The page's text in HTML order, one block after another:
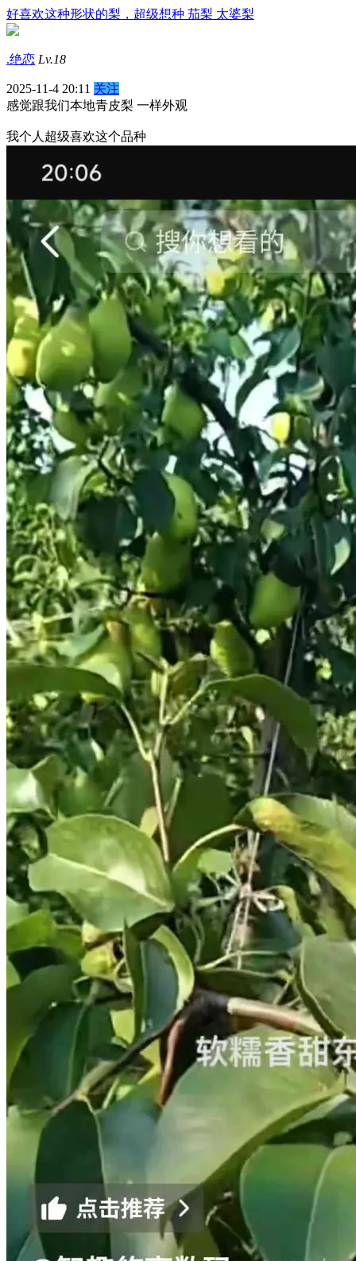
好喜欢这种形状的梨，超级想种 茄梨 太婆梨
.绝恋 Lv.18
2025-11-4 20:11 关注
感觉跟我们本地青皮梨 一样外观
我个人超级喜欢这个品种